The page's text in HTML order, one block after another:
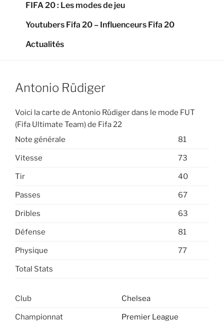
FIFA 20 : Les modes de jeu
Youtubers Fifa 20 – Influenceurs Fifa 20
Actualités
Antonio Rüdiger
Voici la carte de Antonio Rüdiger dans le mode FUT
(Fifa Ultimate Team) de Fifa 22
Note générale
81
Vitesse 73
Tir 40
Passes 67
Dribles 63
Défense 81
Physique 77
Total Stats
Club Chelsea
Championnat Premier League